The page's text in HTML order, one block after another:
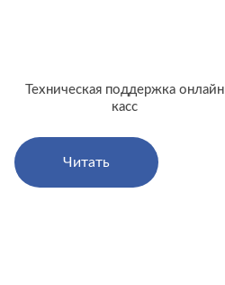
Техническая поддержка онлайн
касс
Читать